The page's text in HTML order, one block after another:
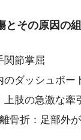
その原因の組
関節掌屈
のダッシュボー
肢の急激な牽引
骨折：足部外